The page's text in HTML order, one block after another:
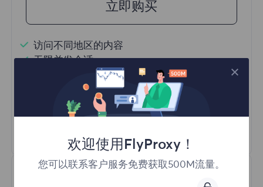
立即购买
访问不同地区的内容
无限并发会话
一亿+ 优质住宅代理
自动代理轮换
HTTP(S)/SOCKS5
欢迎使用FlyProxy！
您可以联系客户服务免费获取500M流量。